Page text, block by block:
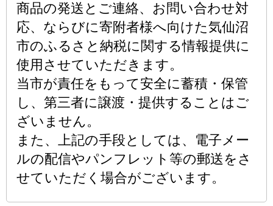
商品の発送とご連絡、お問い合わせ対
応、ならびに寄附者様へ向けた気仙沼
市のふるさと納税に関する情報提供に
使用させていただきます。
当市が責任をもって安全に蓄積・保管
し、第三者に譲渡・提供することはご
ざいません。
また、上記の手段としては、電子メー
ルの配信やパンフレット等の郵送をさ
せていただく場合がございます。